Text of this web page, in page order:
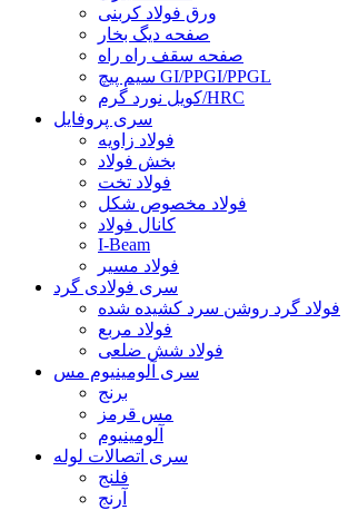
ورق فولاد کربنی
صفحه دیگ بخار
صفحه سقف راه راه
سیم پیچ GI/PPGI/PPGL
کویل نورد گرم/HRC
سری پروفایل
فولاد زاویه
بخش فولاد
فولاد تخت
فولاد مخصوص شکل
کانال فولاد
I-Beam
فولاد مسیر
سری فولادی گرد
فولاد گرد روشن سرد کشیده شده
فولاد مربع
فولاد شش ضلعی
سری آلومینیوم مس
برنج
مس قرمز
آلومینیوم
سری اتصالات لوله
فلنج
آرنج